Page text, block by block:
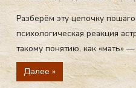
Разберём эту цепочку
психологическая реакция
такому понятию, как «мать»
Далее »